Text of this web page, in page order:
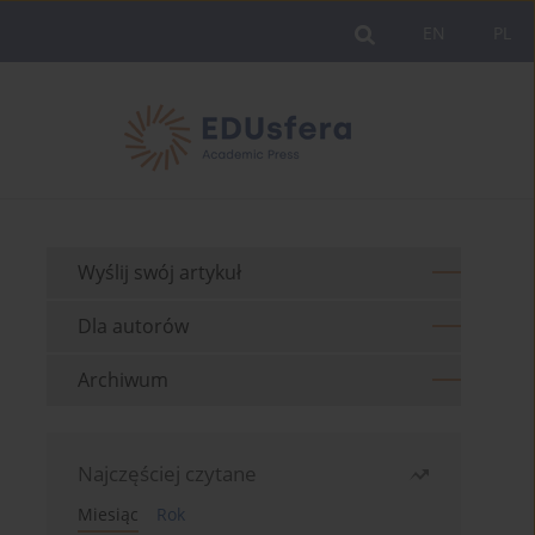
Wyślij swój artykuł
Dla autorów
Archiwum
Najczęściej czytane
Miesiąc
Rok